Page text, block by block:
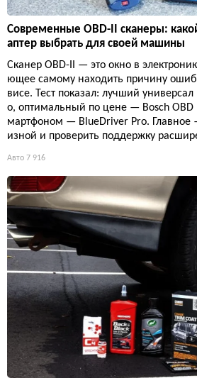
Современные OBD-II сканеры:
аптер выбрать для своей машины
Сканер OBD-II — это окно в
ющее самому находить причину
висе. Тест показал: лучший
o, оптимальный по цене — Bosch OBD
мартфоном — BlueDriver Pro. Главное
изной и проверить поддержку
Авто 7 916